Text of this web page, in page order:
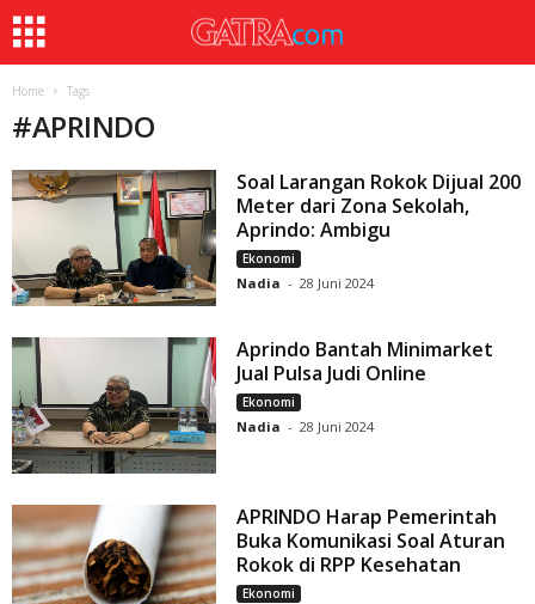
Home Tags
#APRINDO
Soal Larangan Rokok Dijual 200
Meter dari Zona Sekolah,
Aprindo: Ambigu
Ekonomi
Nadia - 28 Juni 2024
Aprindo Bantah Minimarket
Jual Pulsa Judi Online
Ekonomi
Nadia - 28 Juni 2024
APRINDO Harap Pemerintah
Buka Komunikasi Soal Aturan
Rokok di RPP Kesehatan
Ekonomi